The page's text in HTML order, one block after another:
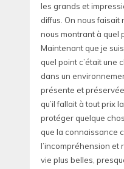
les grands et
diffus. On nous
nous montrant à quel
Maintenant que je
quel point c’était une
dans un
présente et
qu’il fallait à tout prix
protéger quelque
que la connaissance
l’incompréhension et
vie plus belles,